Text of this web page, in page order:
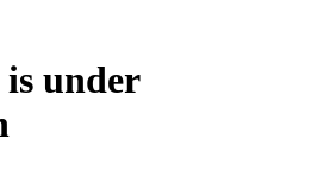
is under